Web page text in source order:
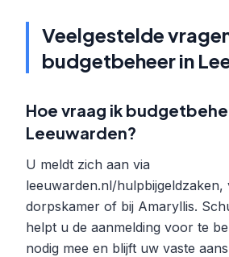
Veelgestelde
budgetbeheer in
Hoe vraag ik
Leeuwarden?
U meldt zich aan via
leeuwarden.nl/
dorpskamer of bij Amaryllis.
helpt u de aanmelding voor te
nodig mee en blijft uw vaste